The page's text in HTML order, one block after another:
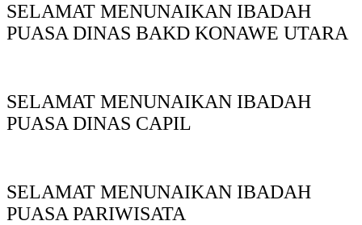
SELAMAT MENUNAIKAN IBADAH
PUASA DINAS BAKD KONAWE UTARA
SELAMAT MENUNAIKAN IBADAH
PUASA DINAS CAPIL
SELAMAT MENUNAIKAN IBADAH
PUASA PARIWISATA